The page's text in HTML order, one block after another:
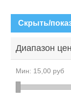
Скрыть/
Диапазон цен
Мин: 15,00 руб